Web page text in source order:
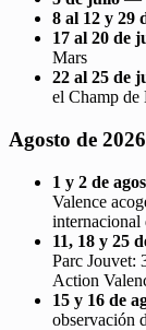
8 al 12 y 29
17 al 20 de
Mars
22 al 25 de
el Champ de
Agosto de
1 y 2 de
Valence
11, 18 y 25
Parc Jouvet:
Action
15 y 16 de
observación